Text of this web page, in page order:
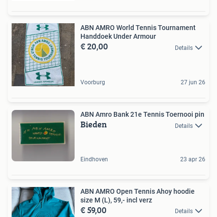
ABN AMRO World Tennis Tournament
Handdoek Under Armour
€ 20,00 Details
Voorburg 27 jun 26
ABN Amro Bank 21e Tennis Toernooi pin
Bieden Details
Eindhoven 23 apr 26
ABN AMRO Open Tennis Ahoy hoodie
size M (L), 59,- incl verz
€ 59,00 Details